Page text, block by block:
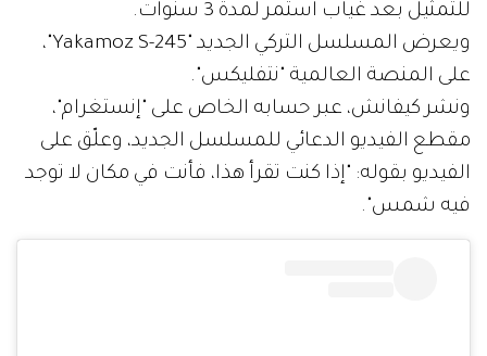
للتمثيل بعد غياب استمر لمدة 3 سنوات.
ويعرض المسلسل التركي الجديد "Yakamoz S-245"،
على المنصة العالمية "نتفليكس".
ونشر كيفانش، عبر حسابه الخاص على "إنستغرام"،
مقطع الفيديو الدعائي للمسلسل الجديد، وعلّق على
الفيديو بقوله: "إذا كنت تقرأ هذا، فأنت في مكان لا توجد
فيه شمس".